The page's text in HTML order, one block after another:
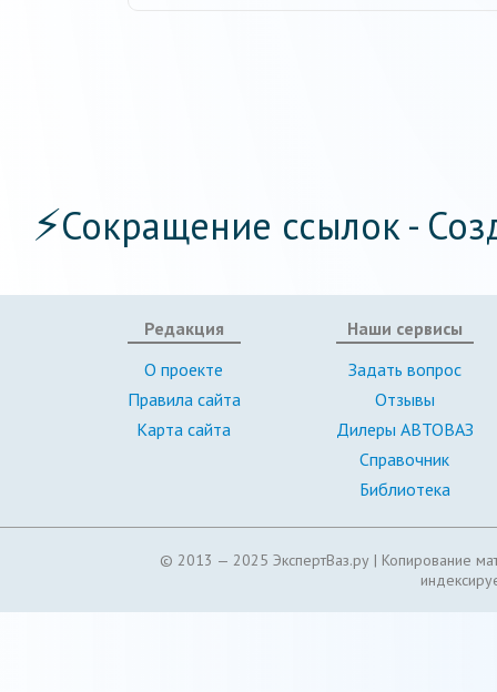
⚡Сокращение ссылок -
Редакция
О проекте
Правила сайта
Карта сайта
Наши сервисы
Задать вопрос
Отзывы
Дилеры АВТОВАЗ
Справочник
Библиотека
© 2013 — 2025 ЭкспертВаз.ру | Копирование